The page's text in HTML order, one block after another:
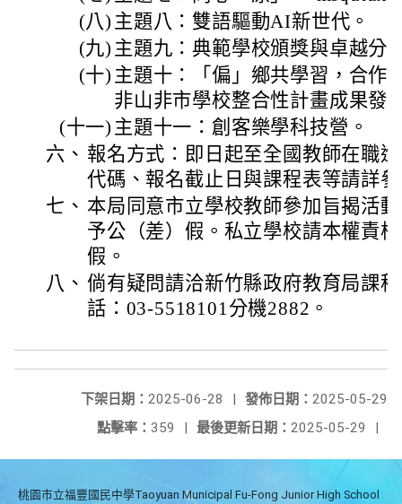
(八) 主題八：雙語驅動AI新世代。
(九) 主題九：典範學校頒獎與卓越分
(十) 主題十：「偏」鄉共學習，合作
非山非市學校整合性計畫成果發
(十一) 主題十一：創客樂學科技營。
六、 報名方式：即日起至全國教師在職
代碼、報名截止日與課程表等請詳
七、 本局同意市立學校教師參加旨揭活
予公（差）假。私立學校請本權責
假。
八、 倘有疑問請洽新竹縣政府教育局課
話：03-5518101分機2882。
發佈日期： 2025-05-29
下架日期： 2025-06-28
|
最後更新日期： 2025-05-29 |
點擊率： 359 |
桃園市立福豐國民中學Taoyuan Municipal Fu-Fong Junior High School